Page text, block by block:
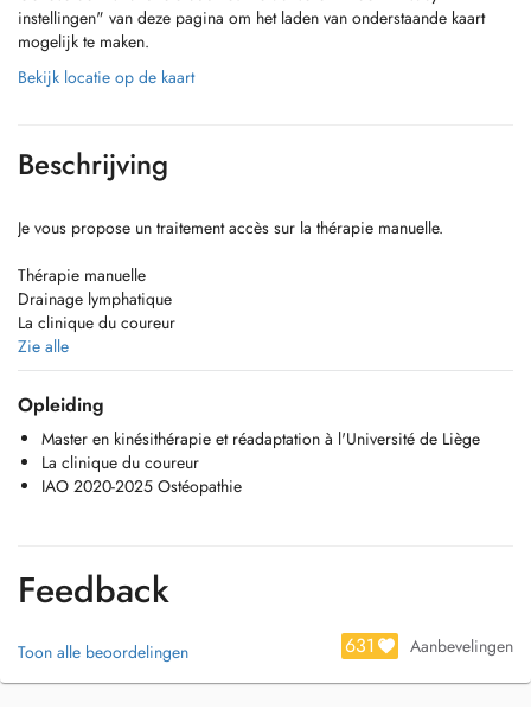
instellingen" van deze pagina om het laden van onderstaande kaart
mogelijk te maken.
Bekijk locatie op de kaart
Beschrijving
Je vous propose un traitement accès sur la thérapie manuelle.
Thérapie manuelle
Drainage lymphatique
La clinique du coureur
En cours de formation à l'ostéopathie
Thérapie par ondes de choc
Pour plus de renseignements je suis disponible par téléphone au
+352 621 763 753 ou par e-mail :kine.houot@gmail.com
Zie alle
Opleiding
Master en kinésithérapie et réadaptation à l'Université de Liège
La clinique du coureur
IAO 2020-2025 Ostéopathie
Feedback
Toon alle beoordelingen 631 Aanbevelingen